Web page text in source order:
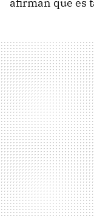
afirman que es